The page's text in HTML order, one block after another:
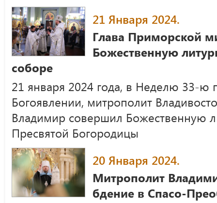
21 Января 2024.
Глава Приморской
Божественную
соборе
21 января 2024 года, в Неделю 33-ю
Богоявлении, митрополит
Владимир совершил Божественную
Пресвятой Богородицы
20 Января 2024.
Митрополит
бдение в Спасо-